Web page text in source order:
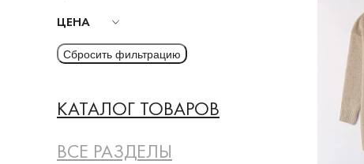
ЦЕНА
КАТАЛОГ ТОВАРОВ
ВСЕ РАЗДЕЛЫ